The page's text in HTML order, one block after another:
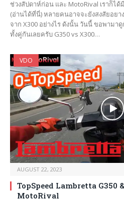
ช่วงสัปดาห์ก่อน และ MotoRival เราก็ไ
(อ่านได้ที่นี่) หลายคนอาจจะยังสงสัยอยา
จาก X300 อย่างไร ดังนั้น วันนี้ ขอพามา
ทั้งคู่กันเลยครับ G350 vs X300…
VDO
AUGUST 22, 2023
TopSpeed Lambretta G350
MotoRival